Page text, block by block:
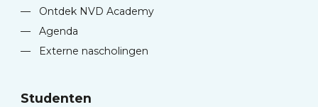
—
Ontdek NVD Academy
—
Agenda
—
Externe nascholingen
Studenten